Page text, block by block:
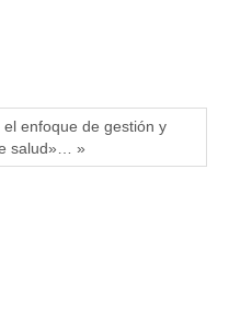
enfoque de gestión y
salud»… »